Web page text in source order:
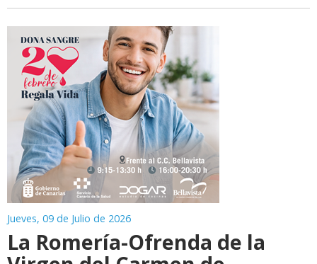
Jueves, 09 de Julio de 2026
La Romería-Ofrenda de la